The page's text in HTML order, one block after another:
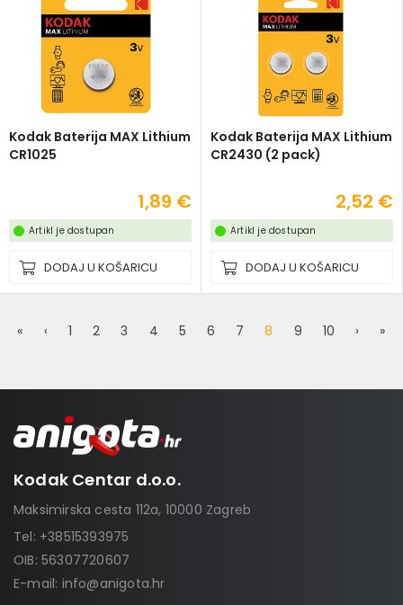
Kodak Baterija MAX Lithium
CR1025
1,89 €
Artikl je dostupan
DODAJ U KOŠARICU
Kodak Baterija MAX Lithium
CR2430 (2 pack)
2,52 €
Artikl je dostupan
DODAJ U KOŠARICU
« ‹ 1 2 3 4 5 6 7 8 9 10 › »
Kodak Centar d.o.o.
Maksimirska cesta 112a, 10000 Zagreb
Tel: +38515393975
OIB: 56307720607
E-mail: info@anigota.hr